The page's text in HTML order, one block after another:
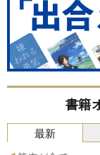
書籍
最新